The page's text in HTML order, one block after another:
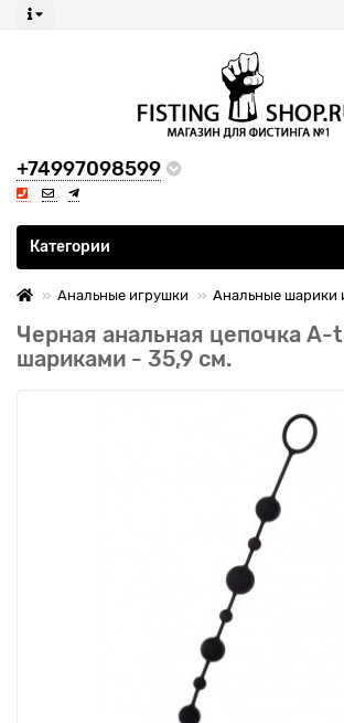
+74997098599
Все категории
Категории
Анальные игрушки Анальные шарики
Черная анальная цепочка A-
шариками - 35,9 см.